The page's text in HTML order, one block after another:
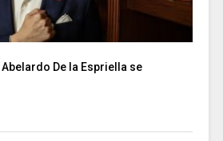
De la Espriella se